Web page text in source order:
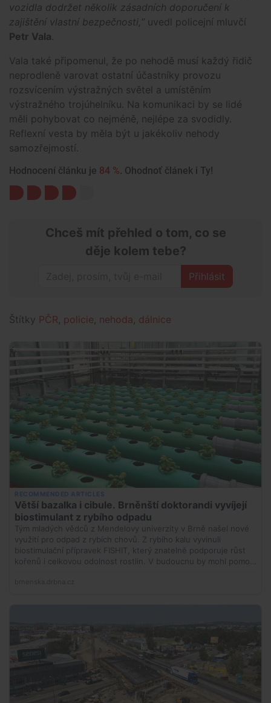
vozidla dodržet několik zásadních doporučení k
zajištění vlastní bezpečnosti,“ uvedl policejní mluvčí
Petr Vala.
Vala také připomenul, že po nehodě musí každý řidič
neprodleně varovat ostatní účastníky provozu
rozsvícením výstražných světel a umístěním
výstražného trojúhelníku. Na komunikaci by se lidé
měli pohybovat co nejméně, nejlépe za svodidly.
Reflexní vesta by měla být u jakékoliv nehody
samozřejmostí.
Hodnocení článku je 84 %. Ohodnoť článek i Ty!
Chceš mít přehled o tom, co se
děje kolem tebe?
Přihlásit
Štítky PČR policie nehoda dálnice